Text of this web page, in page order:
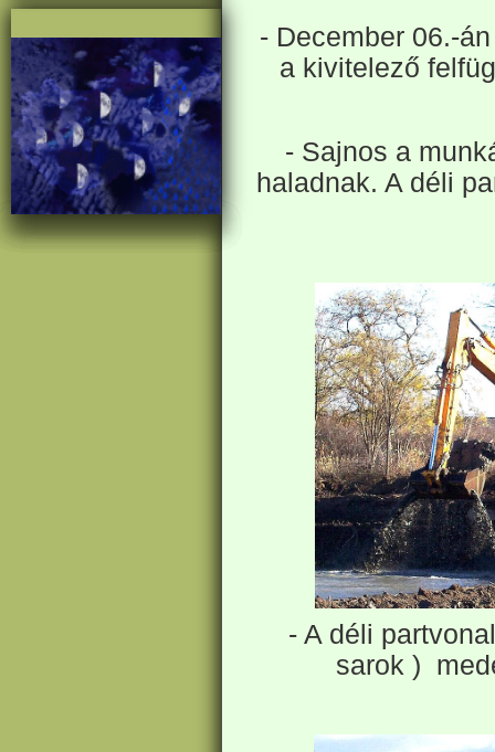
- December 06.-
a kivitelező
- Sajnos a
haladnak. A déli
- A déli
sarok )